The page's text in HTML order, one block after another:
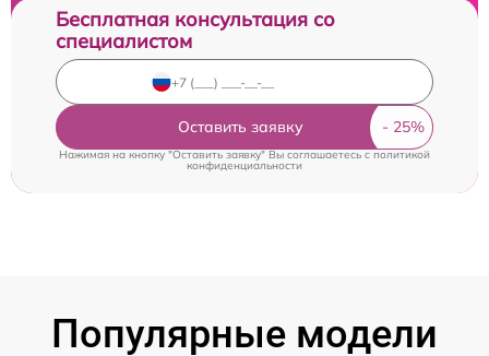
Бесплатная консультация со
специалистом
Оставить заявку
Нажимая на кнопку "Оставить заявку" Вы соглашаетесь c политикой
конфиденциальности
Популярные модели